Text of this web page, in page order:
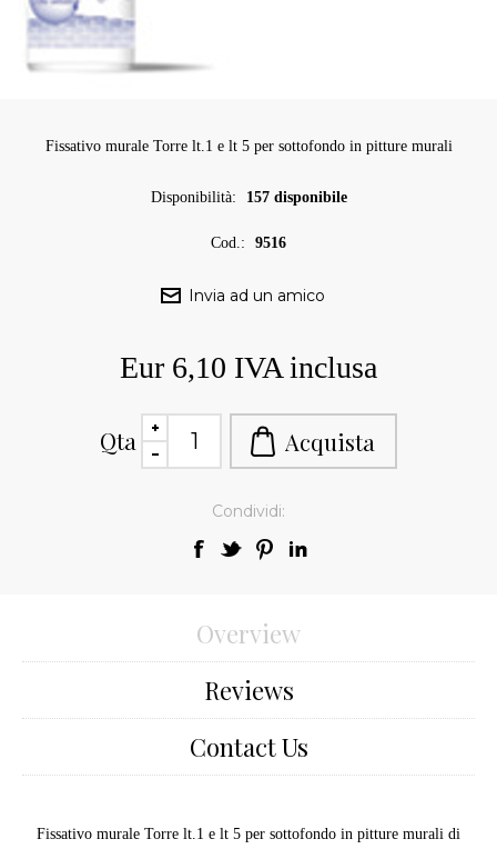
Fissativo murale Torre lt.1 e lt 5 per sottofondo in pitture murali
Disponibilità: 157 disponibile
Cod.: 9516
Eur 6,10 IVA inclusa
Qta
Condividi:
Overview
Reviews
Contact Us
Fissativo murale Torre lt.1 e lt 5 per sottofondo in pitture murali di